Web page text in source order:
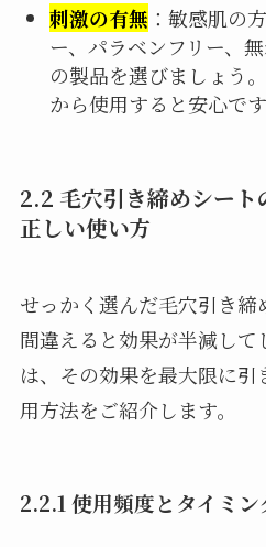
刺激の有無 ：敏感肌の
ー、パラベンフリー、
の製品を選びましょう
から使用すると安心です
2.2 毛穴引き締めシート
正しい使い方
せっかく選んだ毛穴引き
間違えると効果が半減して
は、その効果を最大限に
用方法をご紹介します。
2.2.1 使用頻度とタイミン